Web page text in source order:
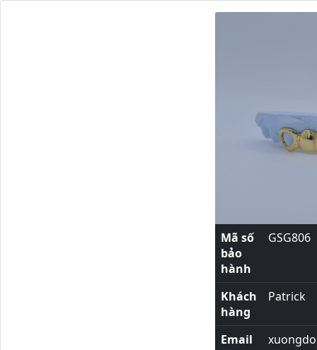
Mã số
bảo
hành
GSG806
Khách
hàng
Patrick
Email